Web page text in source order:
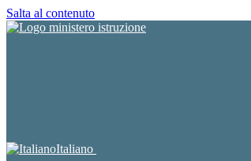
Salta al contenuto
Italiano